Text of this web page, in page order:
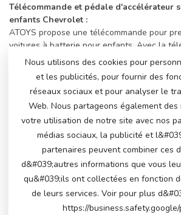
Télécommande et pédale d'accélérateur
enfants Chevrolet :
ATOYS propose une télécommande pour
voitures à batterie pour enfants. Avec la
incluse, vous pouvez contrôler la petite
l'arrière, la gauche et la droite. Vous
mettre la voiture en pause si nécessaire.
conducteur peut également accélérer lui-
la pédale d'accélérateur. le volant contrôle
Ils font donc la balade de leur vie avec un
Cloches et sifflets sur une Chevrolet !
Toutes les voitures pour enfants sont
boutons musicaux et d'un module musical
entrées pour jouer votre propre musique.
disposent même d'une radio FM et/ou d'une
Connectez la batterie de la voiture à l'aide
Nous utilisons des cookies pour
et les publicités, pour fournir des
réseaux sociaux et pour analyser le
Web. Nous partageons également
votre utilisation de notre site avec nos
médias sociaux, la publicité et
partenaires peuvent combiner ces
d&#039;autres informations que vous
qu&#039;ils ont collectées en fonction
de leurs services. Voir pour plus
https://